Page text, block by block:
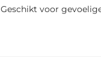
Geschikt voor